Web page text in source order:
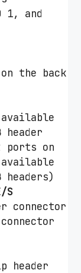
1, and
the back
ports on
S
connector
header